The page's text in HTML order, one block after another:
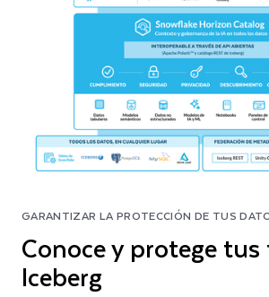
GARANTIZAR LA PROTECCIÓN DE TUS
Conoce y protege
Iceberg